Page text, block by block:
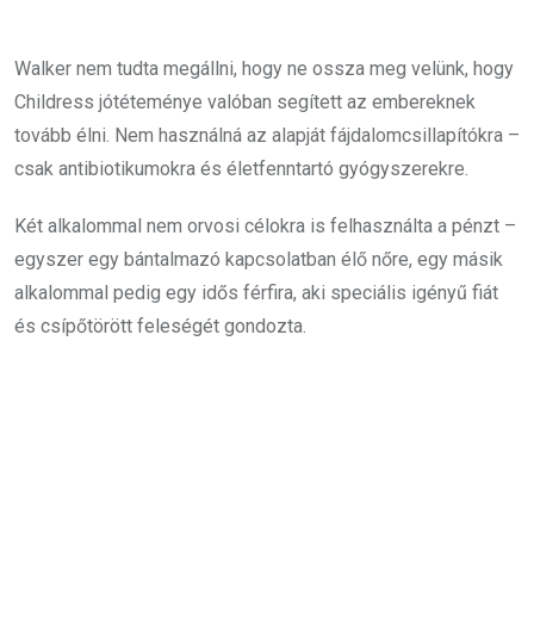
Walker nem tudta megállni, hogy ne ossza meg velünk, hogy
Childress jótéteménye valóban segített az embereknek
tovább élni. Nem használná az alapját fájdalomcsillapítókra –
csak antibiotikumokra és életfenntartó gyógyszerekre.
Két alkalommal nem orvosi célokra is felhasználta a pénzt –
egyszer egy bántalmazó kapcsolatban élő nőre, egy másik
alkalommal pedig egy idős férfira, aki speciális igényű fiát
és csípőtörött feleségét gondozta.